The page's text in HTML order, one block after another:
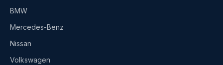
BMW
Mercedes-Benz
Nissan
Volkswagen